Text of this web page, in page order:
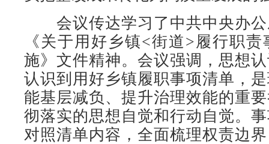
会议传达学习了中共中央办公
《关于用好乡镇<街道>履行职
施》文件精神。会议强调，思想
认识到用好乡镇履职事项清单，
能基层减负、提升治理效能的重
彻落实的思想自觉和行动自觉。
对照清单内容，全面梳理权责边